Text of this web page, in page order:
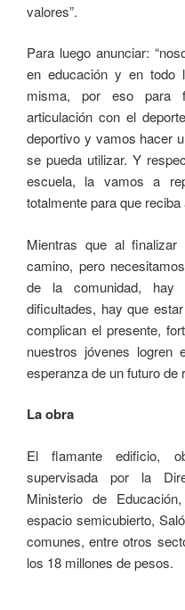
valores”.
Para luego anunciar:
en educación y en todo
misma, por eso para
articulación con el
deportivo y vamos hacer
se pueda utilizar. Y
escuela, la vamos a
totalmente para que
Mientras que al
camino, pero
de la comunidad,
dificultades, hay que
complican el presente,
nuestros jóvenes logren
esperanza de un futuro de
La obra
El flamante edificio,
supervisada por la
Ministerio de
espacio semicubierto,
comunes, entre otros
los 18 millones de pesos.